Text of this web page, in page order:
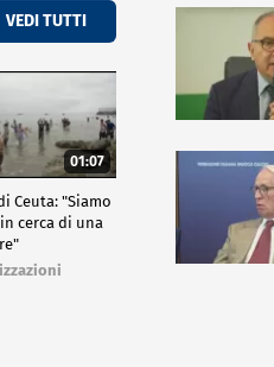
VEDI TUTTI
01:07
Ceuta: "Siamo
cerca di una